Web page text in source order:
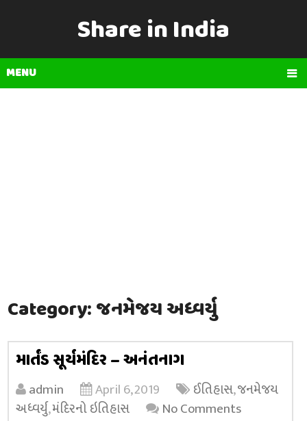
Share in India
MENU
Category:જનમેજય અધ્વર્યુ
માર્તંડ સૂર્યમંદિર – અનંતનાગ
admin April 6, 2019 ઈતિહાસ,જનમેજય
અધ્વર્યુ,મંદિરનો ઇતિહાસ No Comments